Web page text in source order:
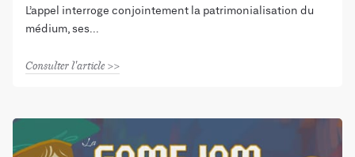
L’appel interroge conjointement la patrimonialisation du
médium, ses
Consulter l'article